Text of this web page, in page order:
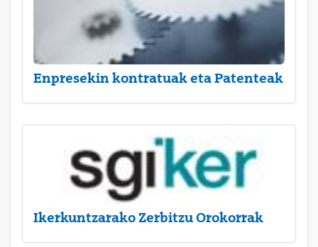
Enpresekin kontratuak eta Patenteak
Ikerkuntzarako Zerbitzu Orokorrak